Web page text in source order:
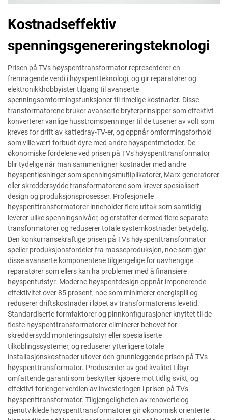
Kostnadseffektiv
spenningsgenereringsteknologi
Prisen på TVs høyspenttransformator representerer en
fremragende verdi i høyspentteknologi, og gir reparatører og
elektronikkhobbyister tilgang til avanserte
spenningsomformingsfunksjoner til rimelige kostnader. Disse
transformatorene bruker avanserte bryterprinsipper som effektivt
konverterer vanlige husstromspenninger til de tusener av volt som
kreves for drift av kattedray-TV-er, og oppnår omformingsforhold
som ville vært forbudt dyre med andre høyspentmetoder. De
økonomiske fordelene ved prisen på TVs høyspenttransformator
blir tydelige når man sammenligner kostnader med andre
høyspentløsninger som spenningsmultiplikatorer, Marx-generatorer
eller skreddersydde transformatorene som krever spesialisert
design og produksjonsprosesser. Profesjonelle
høyspenttransformatorer inneholder flere uttak som samtidig
leverer ulike spenningsnivåer, og erstatter dermed flere separate
transformatorer og reduserer totale systemkostnader betydelig.
Den konkurransekraftige prisen på TVs høyspenttransformator
speiler produksjonsfordeler fra masseproduksjon, noe som gjør
disse avanserte komponentene tilgjengelige for uavhengige
reparatører som ellers kan ha problemer med å finansiere
høyspentutstyr. Moderne høyspentdesign oppnår imponerende
effektivitet over 85 prosent, noe som minimerer energispill og
reduserer driftskostnader i løpet av transformatorens levetid.
Standardiserte formfaktorer og pinnkonfigurasjoner knyttet til de
fleste høyspenttransformatorer eliminerer behovet for
skreddersydd monteringsutstyr eller spesialiserte
tilkoblingssystemer, og reduserer ytterligere totale
installasjonskostnader utover den grunnleggende prisen på TVs
høyspenttransformator. Produsenter av god kvalitet tilbyr
omfattende garanti som beskytter kjøpere mot tidlig svikt, og
effektivt forlenger verdien av investeringen i prisen på TVs
høyspenttransformator. Tilgjengeligheten av renoverte og
gjenutviklede høyspenttransformatorer gir økonomisk orienterte